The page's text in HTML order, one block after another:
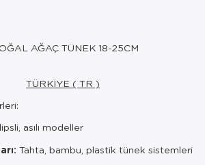
AĞAÇ TÜNEK 18-25CM
TÜRKİYE ( TR )
asılı modeller
Tahta, bambu, plastik tünek sistemleri